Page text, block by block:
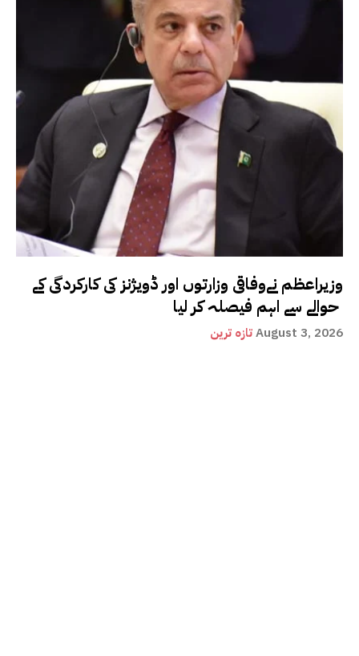
وزیراعظم نےوفاقی وزارتوں اور ڈویژنز کی کارکردگی کے
تازہ ترینAugust 3, 2026